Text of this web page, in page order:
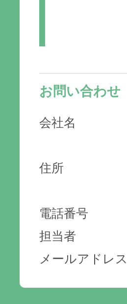
お問い合わせ
会社名
住所
電話番号
担当者
メールアドレス